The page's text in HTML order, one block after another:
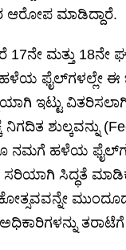
ಆರೋಪ ಮಾಡಿದ್ದಾರೆ.
ಮತ್ತು 18ನೇ
ಹಳೆಯ ಫೈಲ್‌ಗಳಲ್ಲೇ
ಇಟ್ಟು
ಶುಲ್ಕವನ್ನು
ನಮಗೆ ಹಳೆಯ
ಸರಿಯಾಗಿ ಸಿದ್ಧತೆ